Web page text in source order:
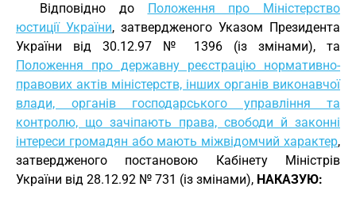
Відповідно до Положення про Міністерство
юстиції України, затвердженого Указом Президента
України від 30.12.97 № 1396 (із змінами), та
Положення про державну реєстрацію нормативно-
правових актів міністерств, інших органів виконавчої
влади, органів господарського управління та
контролю, що зачіпають права, свободи й законні
інтереси громадян або мають міжвідомчий характер,
затвердженого постановою Кабінету Міністрів
України від 28.12.92 № 731 (із змінами), НАКАЗУЮ: